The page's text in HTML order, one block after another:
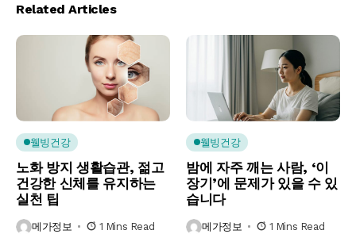
Related Articles
웰빙건강
노화 방지 생활습관, 젊고
건강한 신체를 유지하는
실천 팁
메가정보 1 Mins Read
웰빙건강
밤에 자주 깨는 사람, ‘이
장기’에 문제가 있을 수 있
습니다
메가정보 1 Mins Read